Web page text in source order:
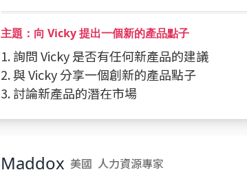
主題：向 Vicky 提出一個新的產品點子
1. 詢問 Vicky 是否有任何新產品的建議
2. 與 Vicky 分享一個創新的產品點子
3. 討論新產品的潛在市場
Maddox 美國 人力資源專家